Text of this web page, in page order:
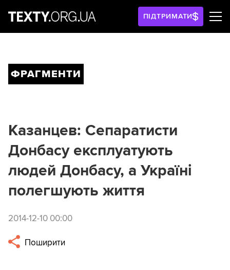
ПІДТРИМАТИ
ФРАГМЕНТИ
Казанцев: Сепаратисти
Донбасу експлуатують
людей Донбасу, а Україні
полегшують життя
2014-12-10 00:00
Поширити